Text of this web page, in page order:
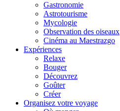
Gastronomie
Astrotourisme
Mycologie
Observation des oiseaux
Cinéma au Maestrazgo
Expériences
Relaxe
Bouger
Découvrez
Goûter
Créer
Organisez votre voyage